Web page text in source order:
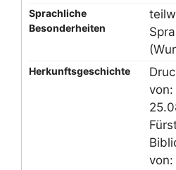
Sprachliche
Besonderheiten
Herkunftsgeschichte
von: